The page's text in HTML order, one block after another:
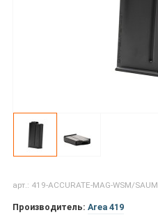
арт.: 419-ACCURATE-MAG-WSM/SAUM
Производитель: Area 419